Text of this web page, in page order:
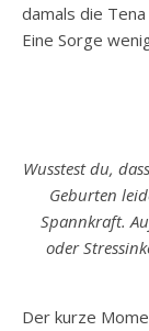
damals die
Eine Sorge
Wusstest du,
Geburten
Spannkraft.
oder
Der kurze